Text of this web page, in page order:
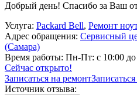
Добрый день! Спасибо за Ваш
Услуга: Packard Bell, Ремонт
Адрес обращения: Сервисный
(Самара)
Время работы: Пн-Пт: с 10:00
Сейчас открыто!
Записаться на ремонт
Источник отзыва: